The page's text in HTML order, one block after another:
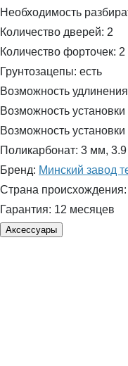
Необходимость
Количество дверей: 2
Количество форточек: 2
Грунтозацепы: есть
Возможность
Возможность
Возможность
Поликарбонат: 3 мм,
Бренд: Минский завод
Страна происхождения:
Гарантия: 12 месяцев
Аксессуары